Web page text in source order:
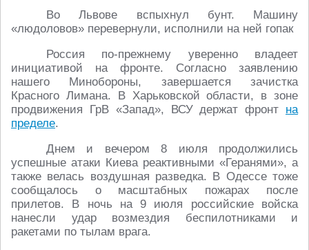
Во Львове вспыхнул бунт. Машину
«людоловов» перевернули, исполнили на ней гопак
Россия по-прежнему уверенно владеет
инициативой на фронте. Согласно заявлению
нашего Минобороны, завершается зачистка
Красного Лимана. В Харьковской области, в зоне
продвижения ГрВ «Запад», ВСУ держат фронт на
пределе.
Днем и вечером 8 июля продолжились
успешные атаки Киева реактивными «Геранями», а
также велась воздушная разведка. В Одессе тоже
сообщалось о масштабных пожарах после
прилетов. В ночь на 9 июля российские войска
нанесли удар возмездия беспилотниками и
ракетами по тылам врага.